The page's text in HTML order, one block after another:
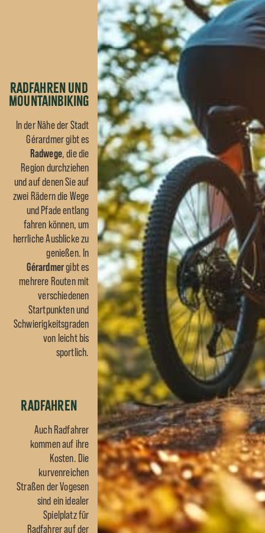
Radfahren und
Mountainbiking
In der Nähe der Stadt
Gérardmergibt es
Radwege, die die
Region durchziehen
und auf denen Sie auf
zwei Rädern die Wege
und Pfade entlang
fahren können, um
herrliche Ausblicke zu
genießen. In
Gérardmergibt es
mehrere Routen mit
verschiedenen
Startpunkten und
Schwierigkeitsgraden
von leicht bis
sportlich.
Radfahren
Auch Radfahrer
kommen auf ihre
Kosten. Die
kurvenreichen
Straßen der Vogesen
sind ein idealer
Spielplatz für
Radfahrer auf der